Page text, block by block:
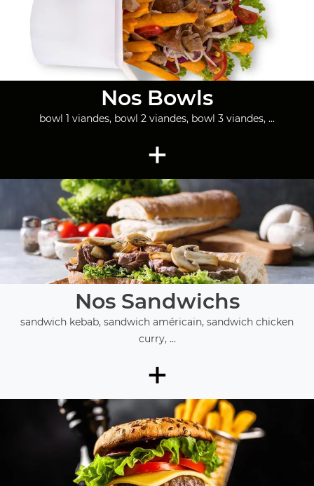
Nos Bowls
bowl 1 viandes, bowl 2 viandes, bowl 3 viandes, ...
+
Nos Sandwichs
sandwich kebab, sandwich américain, sandwich chicken
curry, ...
+